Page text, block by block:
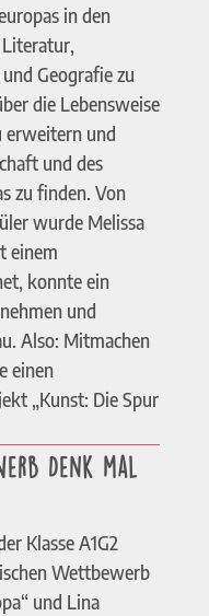
in den
Literatur,
Geografie zu
die Lebensweise
erweitern und
und des
zu finden. Von
wurde Melissa
einem
konnte ein
und
Also: Mitmachen
einen
„Kunst: Die Spur
Denk mal
Klasse A1G2
Wettbewerb
und Lina